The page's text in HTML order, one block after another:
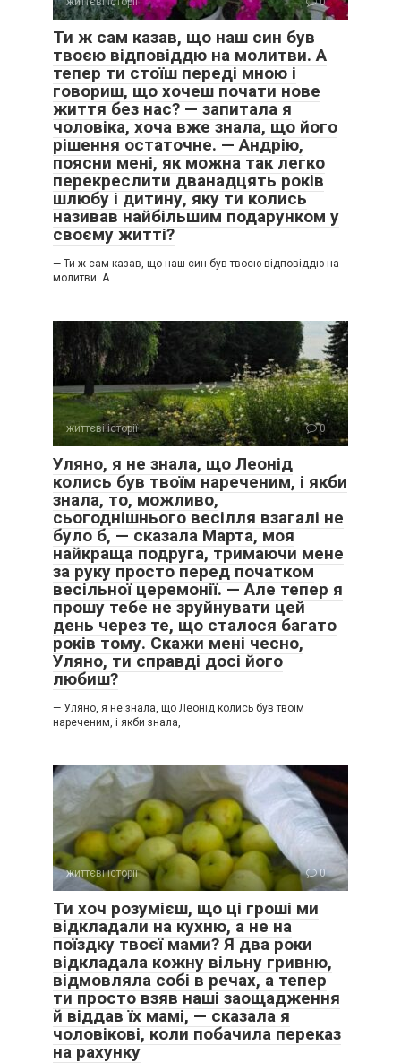
Ти ж сам казав, що наш син був
твоєю відповіддю на молитви. А
тепер ти стоїш переді мною і
говориш, що хочеш почати нове
життя без нас? — запитала я
чоловіка, хоча вже знала, що його
рішення остаточне. — Андрію,
поясни мені, як можна так легко
перекреслити дванадцять років
шлюбу і дитину, яку ти колись
називав найбільшим подарунком у
своєму житті?
— Ти ж сам казав, що наш син був твоєю відповіддю на
молитви. А
життєві історії 0
Уляно, я не знала, що Леонід
колись був твоїм нареченим, і якби
знала, то, можливо,
сьогоднішнього весілля взагалі не
було б, — сказала Марта, моя
найкраща подруга, тримаючи мене
за руку просто перед початком
весільної церемонії. — Але тепер я
прошу тебе не зруйнувати цей
день через те, що сталося багато
років тому. Скажи мені чесно,
Уляно, ти справді досі його
любиш?
— Уляно, я не знала, що Леонід колись був твоїм
нареченим, і якби знала,
життєві історії 0
Ти хоч розумієш, що ці гроші ми
відкладали на кухню, а не на
поїздку твоєї мами? Я два роки
відкладала кожну вільну гривню,
відмовляла собі в речах, а тепер
ти просто взяв наші заощадження
й віддав їх мамі, — сказала я
чоловікові, коли побачила переказ
на рахунку